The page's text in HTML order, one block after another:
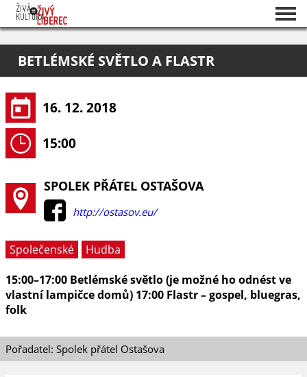
O projektu
Pořadatelé
BETLÉMSKÉ SVĚTLO A FLASTR
16. 12. 2018
15:00
SPOLEK PŘÁTEL OSTAŠOVA
http://ostasov.eu/
Společenské
Hudba
15:00–17:00 Betlémské světlo (je možné ho odnést ve
vlastní lampičce domů) 17:00 Flastr – gospel, bluegras,
folk
Pořadatel: Spolek přátel Ostašova